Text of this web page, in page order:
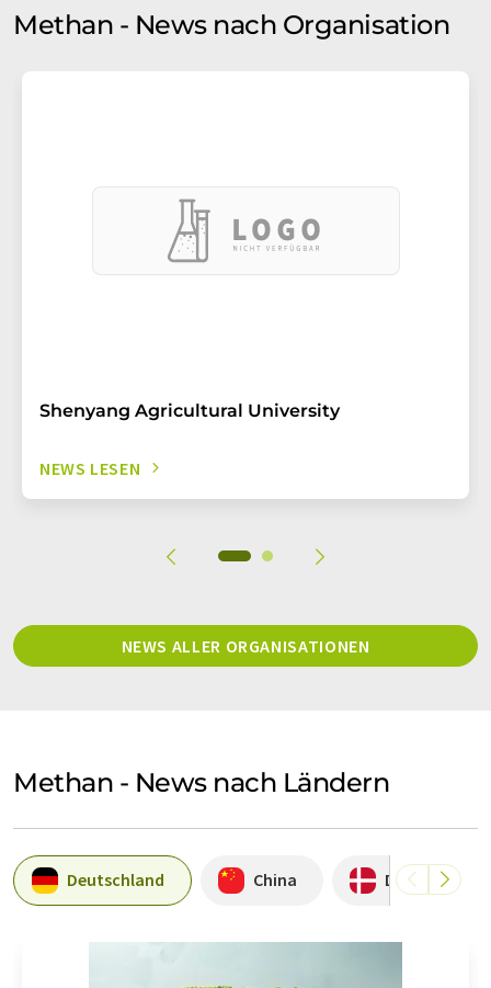
Methan - News nach Organisation
Shenyang Agricultural University
NEWS LESEN
NEWS ALLER ORGANISATIONEN
Methan - News nach Ländern
Deutschland China Dänemark